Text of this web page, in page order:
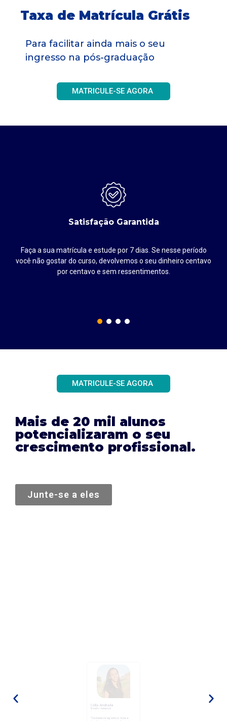
Taxa de Matrícula Grátis
Para facilitar ainda mais o seu
ingresso na pós-graduação
MATRICULE-SE AGORA
Satisfação Garantida
Faça a sua matrícula e estude por 7 dias. Se nesse período
você não gostar do curso, devolvemos o seu dinheiro centavo
por centavo e sem ressentimentos.
MATRICULE-SE AGORA
Mais de 20 mil alunos
potencializaram o seu
crescimento profissional.
Junte-se a eles
Lídia Andrade